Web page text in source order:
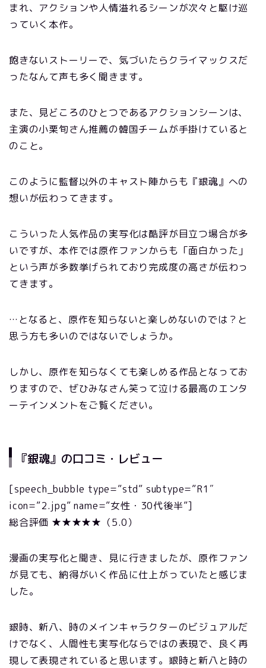
まれ、アクションや人情溢れるシーンが次々と駆け巡
っていく本作。
飽きないストーリーで、気づいたらクライマックスだ
ったなんて声も多く聞きます。
また、見どころのひとつであるアクションシーンは、
主演の小栗旬さん推薦の韓国チームが手掛けていると
のこと。
このように監督以外のキャスト陣からも『銀魂』への
想いが伝わってきます。
こういった人気作品の実写化は酷評が目立つ場合が多
いですが、本作では原作ファンからも「面白かった」
という声が多数挙げられており完成度の高さが伝わっ
てきます。
…となると、原作を知らないと楽しめないのでは？と
思う方も多いのではないでしょうか。
しかし、原作を知らなくても楽しめる作品となってお
りますので、ぜひみなさん笑って泣ける最高のエンタ
ーテインメントをご覧ください。
『銀魂』の口コミ・レビュー
[speech_bubble type=”std” subtype=”R1″
icon=”2.jpg” name=”女性・30代後半”]
総合評価 ★★★★★（5.0）
漫画の実写化と聞き、見に行きましたが、原作ファン
が見ても、納得がいく作品に仕上がっていたと感じま
した。
銀時、新八、時のメインキャラクターのビジュアルだ
けでなく、人間性も実写化ならではの表現で、良く再
現して表現されていると思います。銀時と新八と時の